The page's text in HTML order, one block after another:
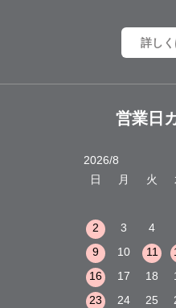
詳し
営業日
2026/8
日
月 火
2
3 4
9
10 11
16
17 18
23
24 25